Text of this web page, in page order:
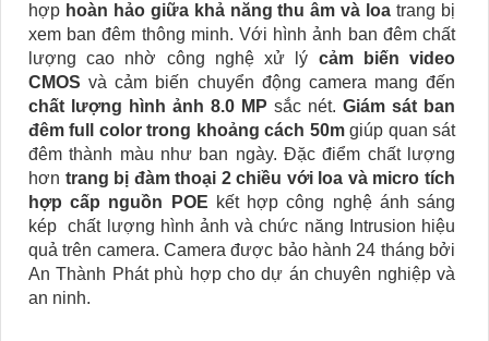
hợp hoàn hảo giữa khả năng thu âm và loa trang bị
xem ban đêm thông minh. Với hình ảnh ban đêm chất
lượng cao nhờ công nghệ xử lý cảm biến video
CMOS và cảm biến chuyển động camera mang đến
chất lượng hình ảnh 8.0 MP sắc nét. Giám sát ban
đêm full color trong khoảng cách 50mgiúp quan sát
đêm thành màu như ban ngày. Đặc điểm chất lượng
hơn trang bị đàm thoại 2 chiều với loa và micro tích
hợp cấp nguồn POE kết hợp công nghệ ánh sáng
kép chất lượng hình ảnh và chức năng Intrusion hiệu
quả trên camera. Camera được bảo hành 24 tháng bởi
An Thành Phát phù hợp cho dự án chuyên nghiệp và
an ninh.